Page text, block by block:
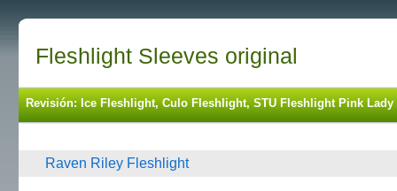
Fleshlight Sleeves original
Revisión: Ice Fleshlight, Culo Fleshlight, STU Fleshlight Pink
Raven Riley Fleshlight